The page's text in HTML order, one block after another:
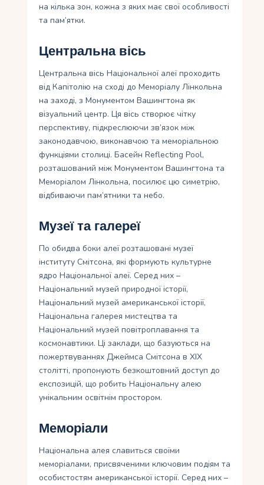
на кілька зон, кожна з яких має свої особливості
та пам’ятки.
Центральна вісь
Центральна вісь Національної алеї проходить
від Капітолію на сході до Меморіалу Лінкольна
на заході, з Монументом Вашингтона як
візуальний центр. Ця вісь створює чітку
перспективу, підкреслюючи зв’язок між
законодавчою, виконавчою та меморіальною
функціями столиці. Басейн Reflecting Pool,
розташований між Монументом Вашингтона та
Меморіалом Лінкольна, посилює цю симетрію,
відбиваючи пам’ятники та небо.
Музеї та галереї
По обидва боки алеї розташовані музеї
інституту Смітсона, які формують культурне
ядро Національної алеї. Серед них –
Національний музей природної історії,
Національний музей американської історії,
Національна галерея мистецтва та
Національний музей повітроплавання та
космонавтики. Ці заклади, що базуються на
пожертвуваннях Джеймса Смітсона в XIX
столітті, пропонують безкоштовний доступ до
експозицій, що робить Національну алею
унікальним освітнім простором.
Меморіали
Національна алея славиться своїми
меморіалами, присвяченими ключовим подіям та
особистостям американської історії. Серед них –